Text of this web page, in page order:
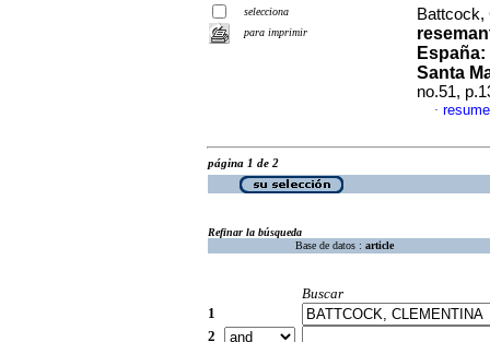
selecciona
para imprimir
Battcock,
España:
Santa
no.51,
·
página 1 de 2
Refinar la búsqueda
Base de datos : article
Buscar
1
2